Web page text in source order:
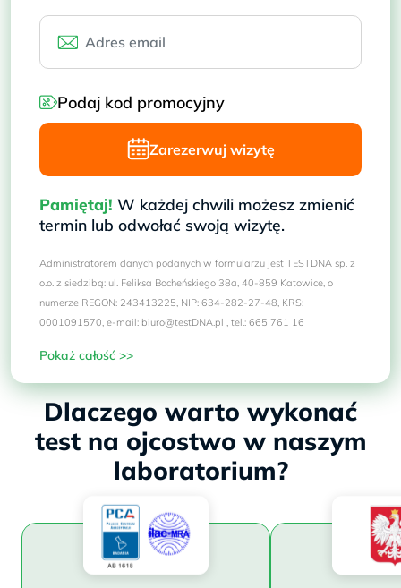
Podaj kod promocyjny
Zarezerwuj wizytę
Pamiętaj! W każdej chwili możesz zmienić
termin lub odwołać swoją wizytę.
Administratorem danych podanych w formularzu jest TESTDNA sp. z
o.o. z siedzibą: ul. Feliksa Bocheńskiego 38a, 40-859 Katowice, o
numerze REGON: 243413225, NIP: 634-282-27-48, KRS:
0001091570, e-mail: biuro@testDNA.pl , tel.: 665 761 16
Pokaż całość >>
Dlaczego warto wykonać
test na ojcostwo w naszym
laboratorium?